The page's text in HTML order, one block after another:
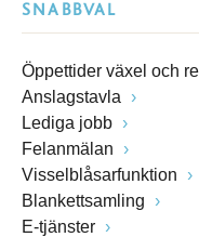
SNABBVAL
Öppettider växel och
Anslagstavla
Lediga jobb
Felanmälan
Visselblåsarfunktion
Blankettsamling
E-tjänster